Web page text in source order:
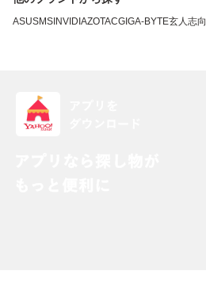
ASUSMSI NVIDIAZOTACGIGA-BYTE玄人志向